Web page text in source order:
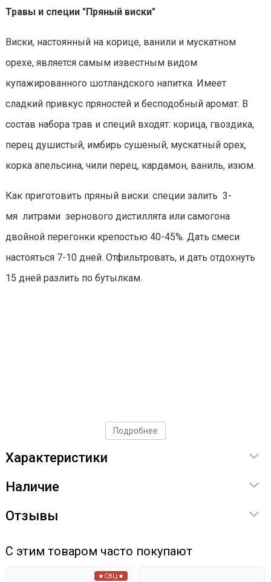
Травы и специи "Пряный виски"
Виски, настоянный на корице, ванили и мускатном
орехе, является самым известным видом
купажированного шотландского напитка. Имеет
сладкий привкус пряностей и бесподобный аромат. В
состав набора трав и специй входят: корица, гвоздика,
перец душистый, имбирь сушеный, мускатный орех,
корка апельсина, чили перец, кардамон, ваниль, изюм.
Как приготовить пряный виски: специи залить 3-
мя литрами зернового дистиллята или самогона
двойной перегонки крепостью 40-45%. Дать смеси
настояться 7-10 дней. Отфильтровать, и дать отдохнуть
15 дней разлить по бутылкам.
Подробнее
Характеристики
Наличие
Отзывы
С этим товаром часто покупают
★СВЦ★